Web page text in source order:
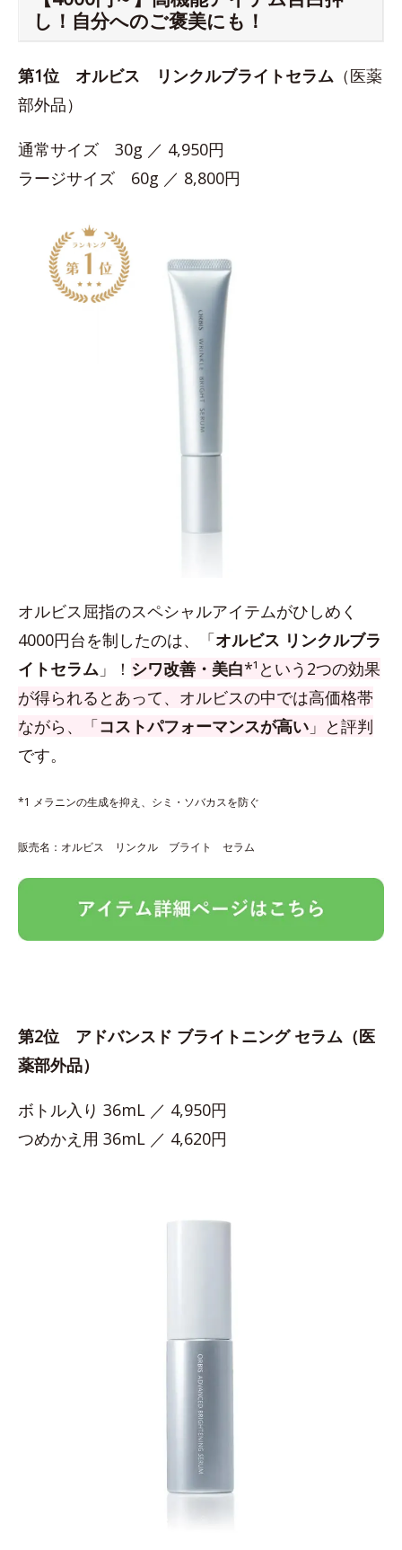
し！自分へのご褒美にも！
第1位 オルビス リンクルブライトセラム （医薬
部外品）
通常サイズ 30g ／ 4,950円
ラージサイズ 60g ／ 8,800円
オルビス屈指のスペシャルアイテムがひしめく
4000円台を制したのは、「オルビス リンクルブラ
イトセラム 」！ シワ改善・美白*¹という2つの効果
が得られるとあって、オルビスの中では高価格帯
ながら、「コストパフォーマンスが高い 」と評判
です。
*1 メラニンの生成を抑え、シミ・ソバカスを防ぐ
販売名：オルビス リンクル ブライト セラム
第2位 アドバンスド ブライトニング セラム（医
薬部外品）
ボトル入り 36mL ／ 4,950円
つめかえ用 36mL ／ 4,620円